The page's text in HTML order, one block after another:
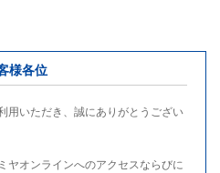
様各位
用いただき、誠にありがとうござい
ヤオンラインへのアクセスならびに